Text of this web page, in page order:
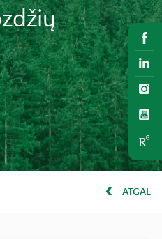
ATGAL